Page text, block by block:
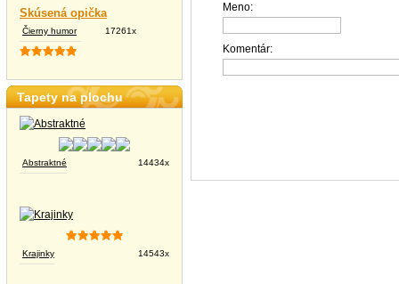
Skúsená opička
Čierny humor 17261x
Tapety na plochu
Abstraktné 14434x
Krajinky 14543x
Meno:
Komentár: